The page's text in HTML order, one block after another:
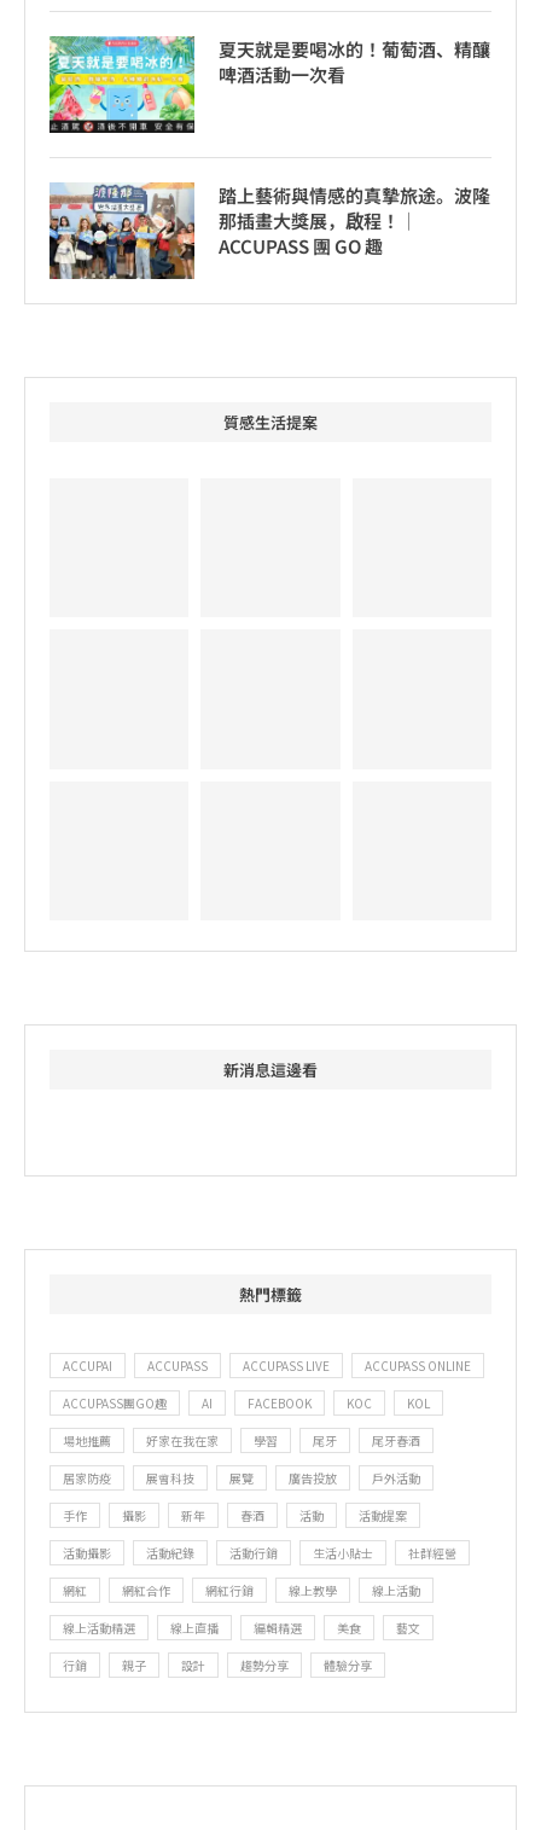
夏天就是要喝冰的！葡萄酒、精釀
啤酒活動一次看
踏上藝術與情感的真摯旅途。波隆
那插畫大獎展，啟程！│
ACCUPASS 團 GO 趣
質感生活提案
新消息這邊看
熱門標籤
ACCUPAI ACCUPASS ACCUPASS LIVE ACCUPASS ONLINE
ACCUPASS團GO趣 AI FACEBOOK KOC KOL
場地推薦 好家在我在家 學習 尾牙 尾牙春酒
居家防疫 展會科技 展覽 廣告投放 戶外活動
手作 攝影 新年 春酒 活動 活動提案
活動攝影 活動紀錄 活動行銷 生活小貼士 社群經營
網紅 網紅合作 網紅行銷 線上教學 線上活動
線上活動精選 線上直播 編輯精選 美食 藝文
行銷 親子 設計 趨勢分享 體驗分享